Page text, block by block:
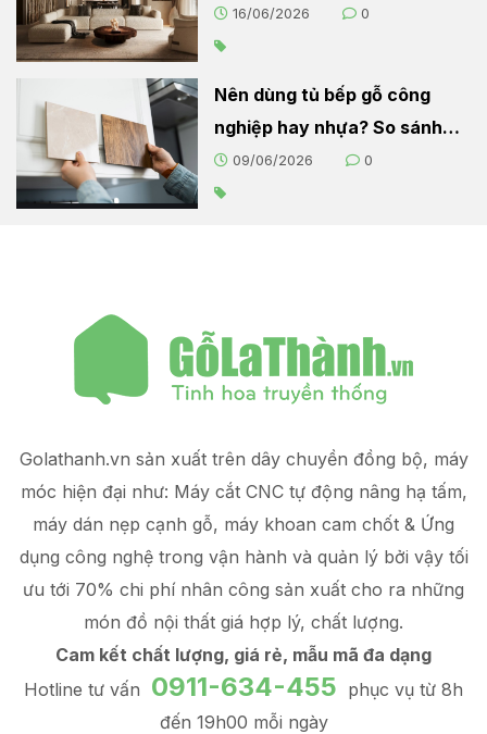
2026
16/06/2026 0
Nên dùng tủ bếp gỗ công
nghiệp hay nhựa? So sánh
chi tiết cho người nội trợ
09/06/2026 0
Golathanh.vn sản xuất trên dây chuyền đồng bộ, máy
móc hiện đại như: Máy cắt CNC tự động nâng hạ tấm,
máy dán nẹp cạnh gỗ, máy khoan cam chốt & Ứng
dụng công nghệ trong vận hành và quản lý bởi vậy tối
ưu tới 70% chi phí nhân công sản xuất cho ra những
món đồ nội thất giá hợp lý, chất lượng.
Cam kết chất lượng, giá rẻ, mẫu mã đa dạng
Hotline tư vấn 0911-634-455 phục vụ từ 8h
đến 19h00 mỗi ngày